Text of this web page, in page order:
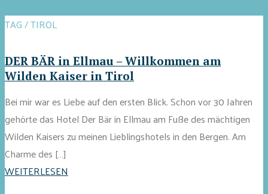
TAG / TIROL
DER BÄR in Ellmau – Willkommen am
Wilden Kaiser in Tirol
Bei mir war es Liebe auf den ersten Blick. Schon vor 30 Jahren
gehörte das Hotel Der Bär in Ellmau am Fuße des mächtigen
Wilden Kaisers zu meinen Lieblingshotels in den Bergen. Am
Charme des […]
WEITERLESEN